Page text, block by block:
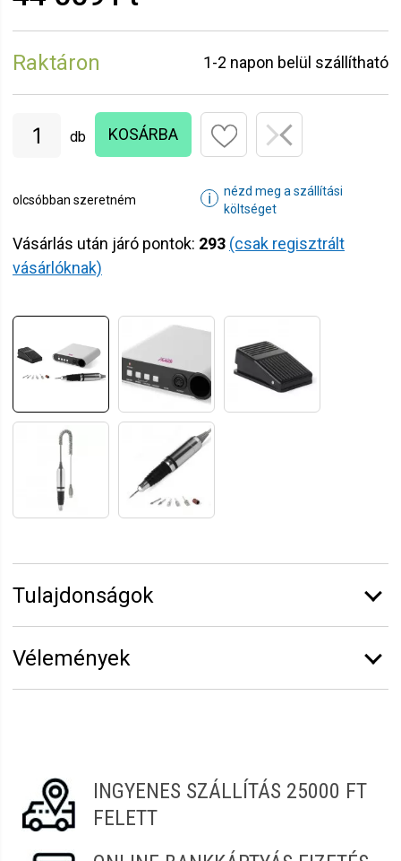
Raktáron 1-2 napon belül szállítható
db KOSÁRBA
olcsóbban szeretném ℹ
nézd meg a szállítási
költséget
Vásárlás után járó pontok: 293 (csak regisztrált
vásárlóknak)
Tulajdonságok
Vélemények
INGYENES SZÁLLÍTÁS 25000 FT
FELETT